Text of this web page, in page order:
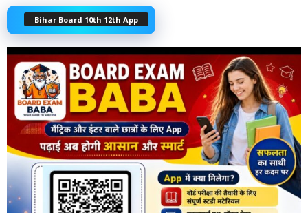
Bihar Board 10th 12th App